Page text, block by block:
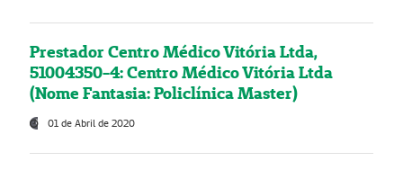
Prestador Centro Médico Vitória Ltda,
51004350-4: Centro Médico Vitória Ltda
(Nome Fantasia: Policlínica Master)
01 de Abril de 2020